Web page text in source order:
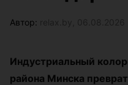
Автор:
Индустриальный
района Минска